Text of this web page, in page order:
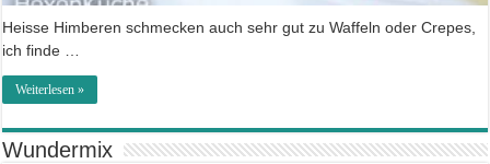
Heisse Himberen schmecken auch sehr gut zu Waffeln oder Crepes,
ich finde …
Weiterlesen »
Wundermix